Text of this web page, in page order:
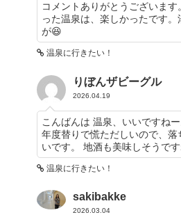
コメントありがとうございま
った温泉は、楽しかったです。
が😆
温泉に行きたい！
りぼんザビーグル
2026.04.19
こんばんは 温泉、いいですね
年度替りで慌ただしいので、落
いです。 地酒も美味しそうです
温泉に行きたい！
sakibakke
2026.03.04